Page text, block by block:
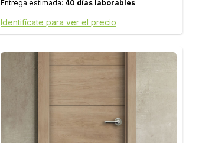
Entrega estimada: 40 días laborables
Identifícate para ver el precio